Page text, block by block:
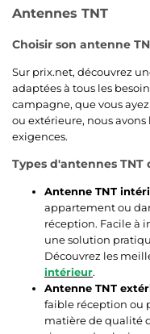
Antennes TNT
Choisir son antenne
Sur prix.net, découvrez
adaptées à tous les
campagne, que vous
ou extérieure, nous
exigences.
Types d'antennes TNT
Antenne TNT
appartement ou
réception. Facile à
une solution
Découvrez les
intérieur.
Antenne TNT
faible réception ou
matière de qualité